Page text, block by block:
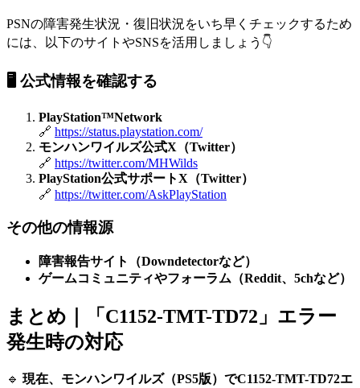
PSNの障害発生状況・復旧状況をいち早くチェックするため
には、以下のサイトやSNSを活用しましょう👇
🖥 公式情報を確認する
PlayStation™Network
🔗 https://status.playstation.com/
モンハンワイルズ公式X（Twitter）
🔗 https://twitter.com/MHWilds
PlayStation公式サポートX（Twitter）
🔗 https://twitter.com/AskPlayStation
その他の情報源
障害報告サイト（Downdetectorなど）
ゲームコミュニティやフォーラム（Reddit、5chなど）
まとめ｜「C1152-TMT-TD72」エラー
発生時の対応
🔹 現在、モンハンワイルズ（PS5版）でC1152-TMT-TD72エ